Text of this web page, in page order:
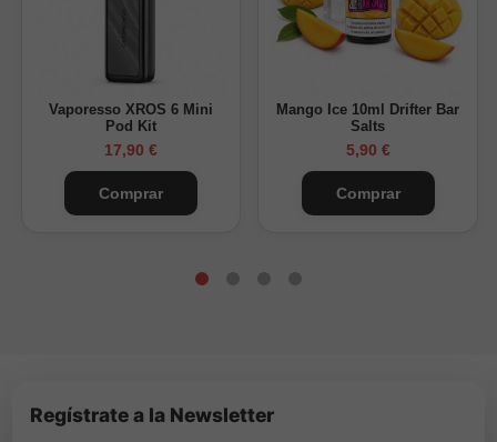
Vaporesso XROS 6 Mini
Pod Kit
17,90 €
Comprar
Mango Ice 10ml Drifter Bar
Salts
5,90 €
Comprar
Regístrate a la Newsletter